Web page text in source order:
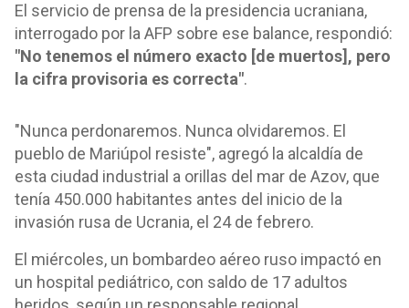
El servicio de prensa de la presidencia ucraniana,
interrogado por la AFP sobre ese balance, respondió:
"No tenemos el número exacto [de muertos], pero
la cifra provisoria es correcta".
"Nunca perdonaremos. Nunca olvidaremos. El
pueblo de Mariúpol resiste", agregó la alcaldía de
esta ciudad industrial a orillas del mar de Azov, que
tenía 450.000 habitantes antes del inicio de la
invasión rusa de Ucrania, el 24 de febrero.
El miércoles, un bombardeo aéreo ruso impactó en
un hospital pediátrico, con saldo de 17 adultos